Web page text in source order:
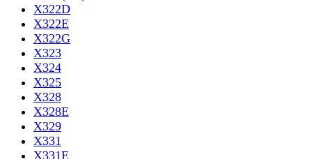
X322D
X322E
X322G
X323
X324
X325
X328
X328E
X329
X331
X331E